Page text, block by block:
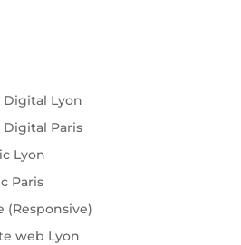
Lyon
Paris
Lyon
Paris
(Responsive)
web Lyon